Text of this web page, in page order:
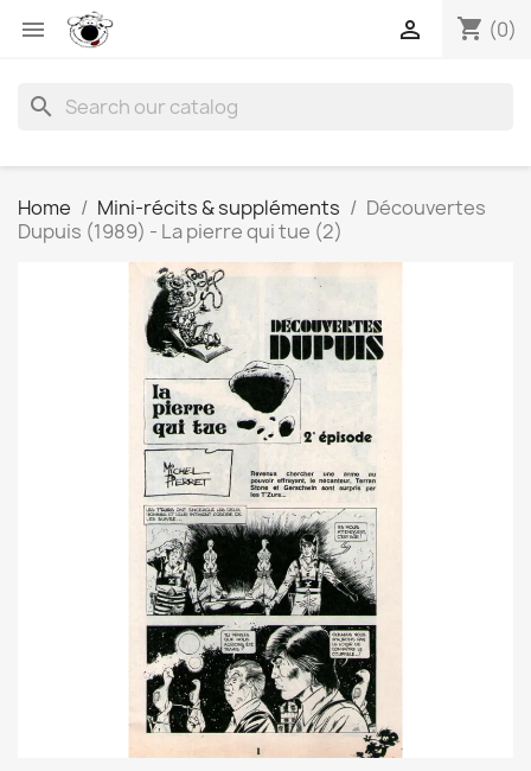
 shopping_cart (0)

search
Home Mini-récits & suppléments
Découvertes
Dupuis (1989) - La pierre qui tue (2)